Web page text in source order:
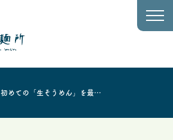
初めての「生そうめん」を最高